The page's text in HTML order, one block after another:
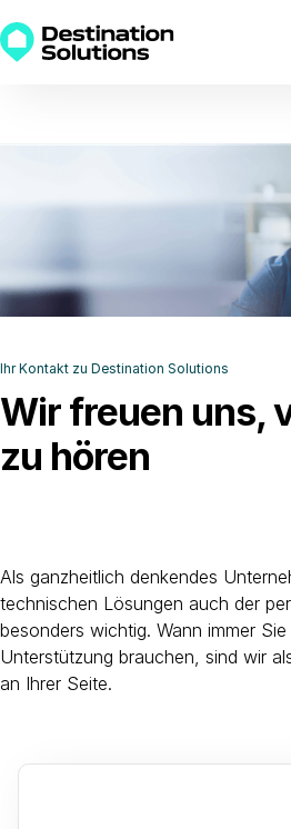
Ihr Kontakt zu Destination Solutions
Wir freuen uns,
zu hören
Als ganzheitlich denkendes
technischen Lösungen auch der
besonders wichtig. Wann immer
Unterstützung brauchen, sind wir
an Ihrer Seite.